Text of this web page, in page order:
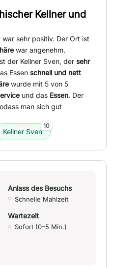
Kellner und
sehr positiv. Der Ort ist
war angenehm.
der Kellner Sven, der sehr
Essen schnell und nett
wurde mit 5 von 5
und das Essen. Der
man sich gut
Kellner Sven
10
Anlass des Besuchs
Schnelle Mahlzeit
Wartezeit
Sofort (0–5 Min.)